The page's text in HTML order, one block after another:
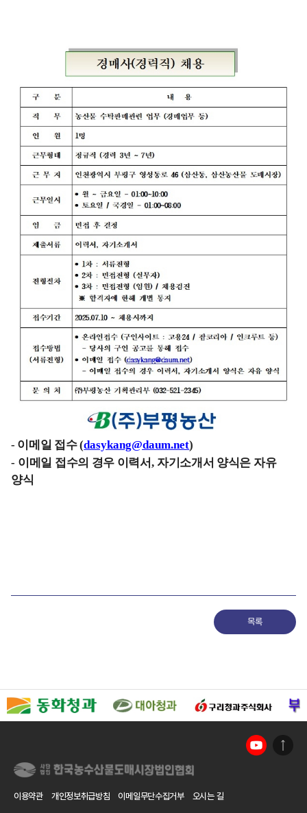
- 이메일 접수(dasykang@daum.net)
- 이메일 접수의 경우 이력서 , 자기소개서 양식은 자유
양식
목록
이용약관 개인정보취급방침 이메일무단수집거부 오시는 길